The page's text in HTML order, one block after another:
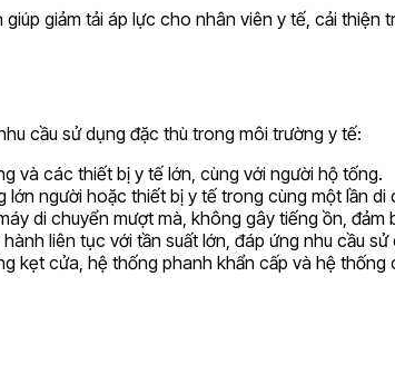
giảm tải áp lực cho nhân viên y tế, cải thiện
cầu sử dụng đặc thù trong môi trường y tế:
và các thiết bị y tế lớn, cùng với người hộ tống.
người hoặc thiết bị y tế trong cùng một lần di
di chuyển mượt mà, không gây tiếng ồn,
liên tục với tần suất lớn, đáp ứng nhu cầu
kẹt cửa, hệ thống phanh khẩn cấp và hệ thống